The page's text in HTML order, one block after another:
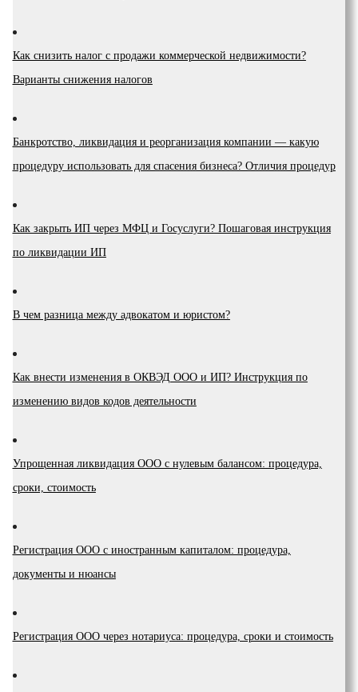
Как снизить налог с продажи коммерческой недвижимости?
Варианты снижения налогов
Банкротство, ликвидация и реорганизация компании — какую
процедуру использовать для спасения бизнеса? Отличия процедур
Как закрыть ИП через МФЦ и Госуслуги? Пошаговая инструкция
по ликвидации ИП
В чем разница между адвокатом и юристом?
Как внести изменения в ОКВЭД ООО и ИП? Инструкция по
изменению видов кодов деятельности
Упрощенная ликвидация ООО с нулевым балансом: процедура,
сроки, стоимость
Регистрация ООО с иностранным капиталом: процедура,
документы и нюансы
Регистрация ООО через нотариуса: процедура, сроки и стоимость